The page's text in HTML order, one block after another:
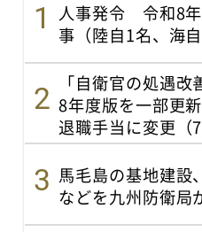
人事発令 令和8
事（陸自1名、海
「自衛官の処遇
8年度版を一部更
退職手当に変更（7
馬毛島の基地建設
などを九州防衛局